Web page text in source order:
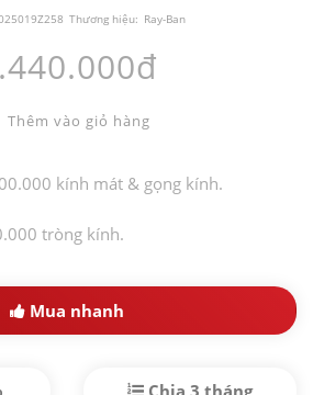
Thương hiệu: Ray-Ban
Thêm vào giỏ hàng
kính mát & gọng kính.
tròng kính.
Mua nhanh